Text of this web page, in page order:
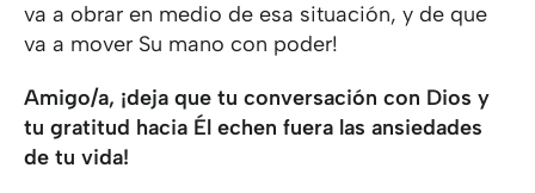
va a obrar en medio de esa situación, y de que
va a mover Su mano con poder!
Amigo/a, ¡deja que tu conversación con Dios y
tu gratitud hacia Él echen fuera las ansiedades
de tu vida!